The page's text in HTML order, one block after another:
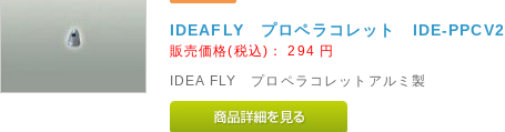
IDEAFLY プロペラコレット IDE-PPCV2
販売価格(税込)：294 円
IDEA FLY プロペラコレットアルミ製